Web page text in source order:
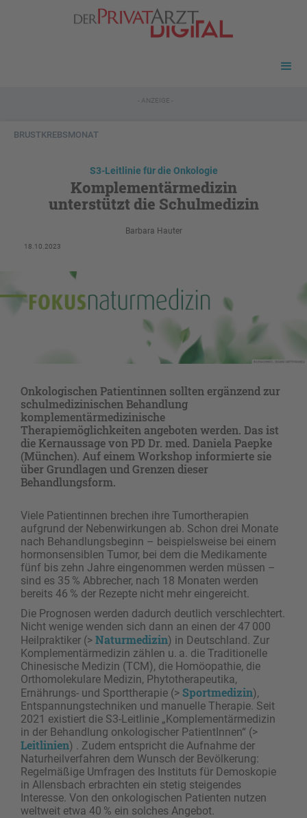
- ANZEIGE -
BRUSTKREBSMONAT
S3-Leitlinie für die Onkologie
Komplementärmedizin
unterstützt die Schulmedizin
Barbara Hauter
18.10.2023
Onkologischen Patientinnen sollten ergänzend zur
schulmedizinischen Behandlung
komplementärmedizinische
Therapiemöglichkeiten angeboten werden. Das ist
die Kernaussage von PD Dr. med. Daniela Paepke
(München). Auf einem Workshop informierte sie
über Grundlagen und Grenzen dieser
Behandlungsform.
Viele Patientinnen brechen ihre Tumortherapien
aufgrund der Nebenwirkungen ab. Schon drei Monate
nach Behandlungsbeginn – beispielsweise bei einem
hormonsensiblen Tumor, bei dem die Medikamente
fünf bis zehn Jahre eingenommen werden müssen –
sind es 35 % Abbrecher, nach 18 Monaten werden
bereits 46 % der Rezepte nicht mehr eingereicht.
Die Prognosen werden dadurch deutlich verschlechtert.
Nicht wenige wenden sich dann an einen der 47 000
Heilpraktiker (> Naturmedizin) in Deutschland. Zur
Komplementärmedizin zählen u. a. die Traditionelle
Chinesische Medizin (TCM), die Homöopathie, die
Orthomolekulare Medizin, Phytotherapeutika,
Ernährungs- und Sporttherapie (> Sportmedizin),
Entspannungstechniken und manuelle Therapie. Seit
2021 existiert die S3-Leitlinie „Komplementärmedizin
in der Behandlung onkologischer PatientInnen“ (>
Leitlinien) . Zudem entspricht die Aufnahme der
Naturheilverfahren dem Wunsch der Bevölkerung:
Regelmäßige Umfragen des Instituts für Demoskopie
in Allensbach erbrachten ein stetig steigendes
Interesse. Von den onkologischen Patienten nutzen
weltweit etwa 40 % ein solches Angebot.